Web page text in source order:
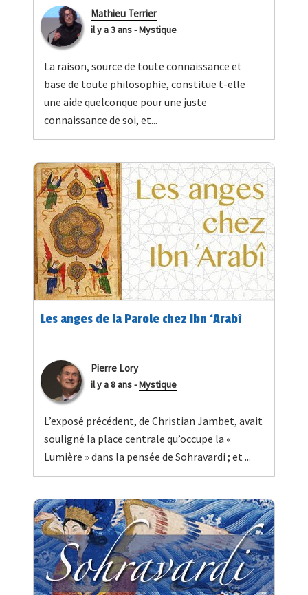
Mathieu Terrier
il y a 3 ans-Mystique
La raison, source de toute connaissance et
base de toute philosophie, constitue t-elle
une aide quelconque pour une juste
connaissance de soi, et...
Les anges de la Parole chez Ibn ‘Arabî
Pierre Lory
il y a 8 ans-Mystique
L’exposé précédent, de Christian Jambet, avait
souligné la place centrale qu’occupe la «
Lumière » dans la pensée de Sohravardi ; et ...